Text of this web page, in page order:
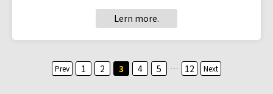
Lern more.
Prev 1 2 3 4 5 … 12 Next